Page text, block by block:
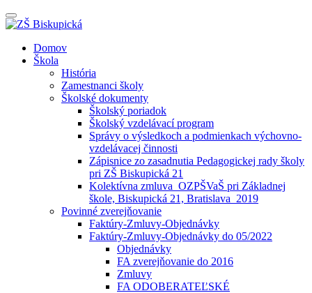
Prepínateľná
navigácia
Prejsť
Domov
Škola
História
Zamestnanci školy
Školské dokumenty
Školský poriadok
Školský vzdelávací program
Správy o výsledkoch a podmienkach výchovno-
vzdelávacej činnosti
Zápisnice zo zasadnutia Pedagogickej rady školy
pri ZŠ Biskupická 21
Kolektívna zmluva_OZPŠVaŠ pri Základnej
škole, Biskupická 21, Bratislava_2019
Povinné zverejňovanie
Faktúry-Zmluvy-Objednávky
Faktúry-Zmluvy-Objednávky do 05/2022
Objednávky
FA zverejňovanie do 2016
Zmluvy
FA ODOBERATEĽSKÉ